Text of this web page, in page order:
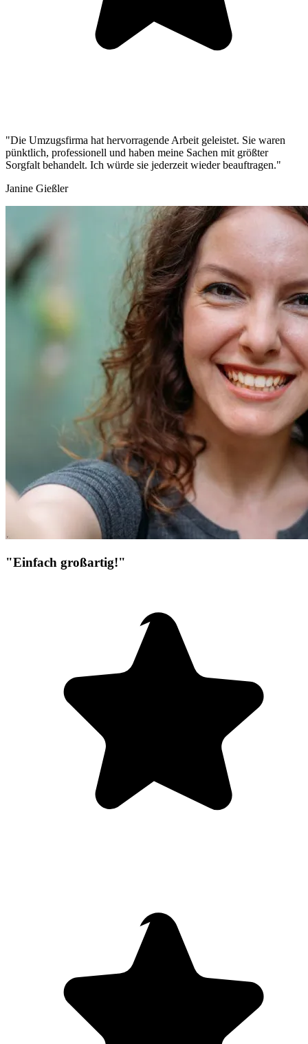
"Die Umzugsfirma hat hervorragende Arbeit geleistet. Sie waren
pünktlich, professionell und haben meine Sachen mit größter
Sorgfalt behandelt. Ich würde sie jederzeit wieder beauftragen."
Janine Gießler
"Einfach großartig!"